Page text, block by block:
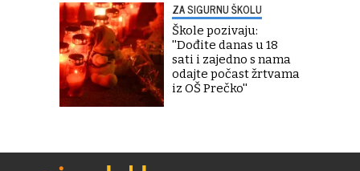
ZA SIGURNU ŠKOLU
Škole pozivaju:
''Dođite danas u 18
sati i zajedno s nama
odajte počast žrtvama
iz OŠ Prečko''